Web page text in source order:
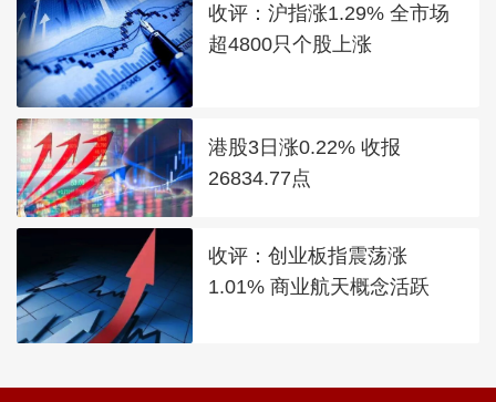
收评：沪指涨1.29% 全市场
超4800只个股上涨
港股3日涨0.22% 收报
26834.77点
收评：创业板指震荡涨
1.01% 商业航天概念活跃